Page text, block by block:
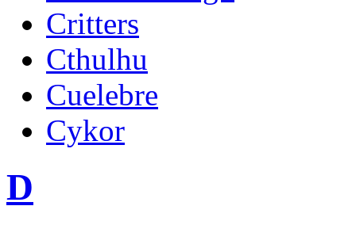
Critters
Cthulhu
Cuelebre
Cykor
D